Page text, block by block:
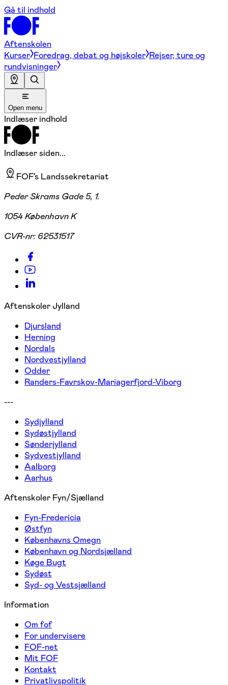
Gå til indhold
Aftenskolen
Kurser Foredrag, debat og højskoler Rejser, ture og
rundvisninger
Open menu
Indlæser indhold
Indlæser siden...
FOF's Landssekretariat
Peder Skrams Gade 5, 1.
1054 København K
CVR-nr: 62531517
Aftenskoler Jylland
Djursland
Herning
Nordals
Nordvestjylland
Odder
Randers-Favrskov-Mariagerfjord-Viborg
---
Sydjylland
Sydøstjylland
Sønderjylland
Sydvestjylland
Aalborg
Aarhus
Aftenskoler Fyn/Sjælland
Fyn-Fredericia
Østfyn
Københavns Omegn
København og Nordsjælland
Køge Bugt
Sydøst
Syd- og Vestsjælland
Information
Om fof
For undervisere
FOF-net
Mit FOF
Kontakt
Privatlivspolitik